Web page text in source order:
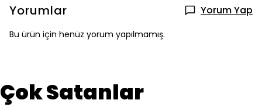
Yorumlar Yorum Yap
Bu ürün için henüz yorum yapılmamış.
Çok Satanlar